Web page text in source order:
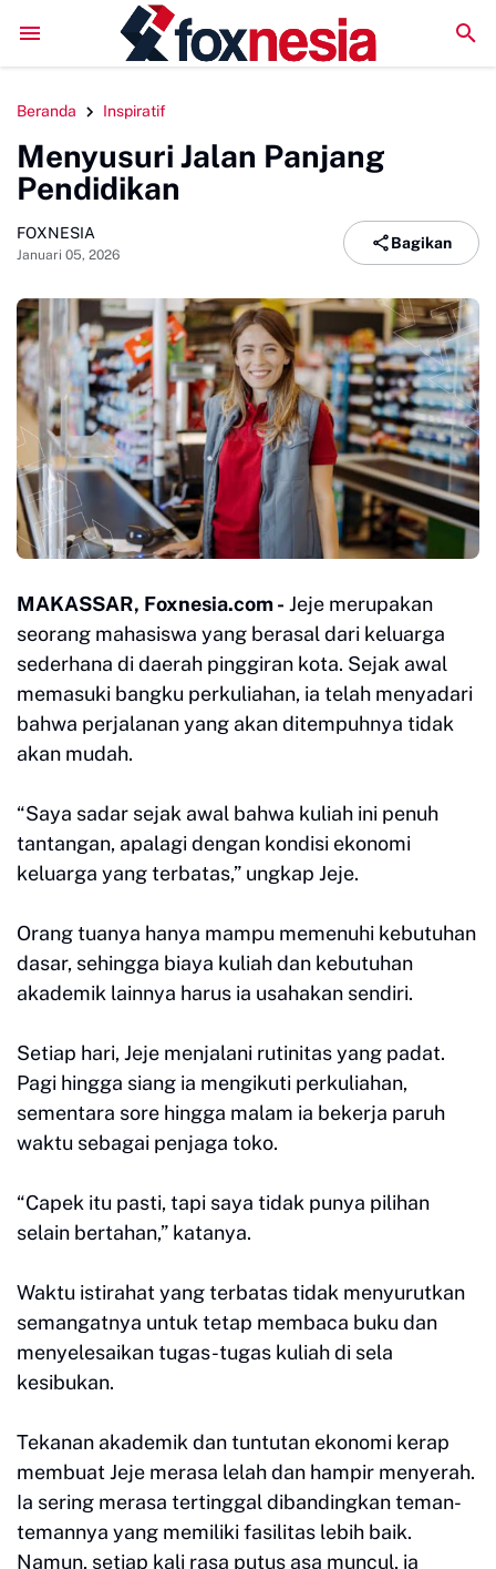
Perkuat Kolaborasi Pengembangan Pariwisata
Beranda Inspiratif
Menyusuri Jalan Panjang
Pendidikan
FOXNESIA
Januari 05, 2026
Bagikan
MAKASSAR, Foxnesia.com - Jeje merupakan
seorang mahasiswa yang berasal dari keluarga
sederhana di daerah pinggiran kota. Sejak awal
memasuki bangku perkuliahan, ia telah menyadari
bahwa perjalanan yang akan ditempuhnya tidak
akan mudah.
“Saya sadar sejak awal bahwa kuliah ini penuh
tantangan, apalagi dengan kondisi ekonomi
keluarga yang terbatas,” ungkap Jeje.
Orang tuanya hanya mampu memenuhi kebutuhan
dasar, sehingga biaya kuliah dan kebutuhan
akademik lainnya harus ia usahakan sendiri.
Setiap hari, Jeje menjalani rutinitas yang padat.
Pagi hingga siang ia mengikuti perkuliahan,
sementara sore hingga malam ia bekerja paruh
waktu sebagai penjaga toko.
“Capek itu pasti, tapi saya tidak punya pilihan
selain bertahan,” katanya.
Waktu istirahat yang terbatas tidak menyurutkan
semangatnya untuk tetap membaca buku dan
menyelesaikan tugas-tugas kuliah di sela
kesibukan.
Tekanan akademik dan tuntutan ekonomi kerap
membuat Jeje merasa lelah dan hampir menyerah.
Ia sering merasa tertinggal dibandingkan teman-
temannya yang memiliki fasilitas lebih baik.
Namun, setiap kali rasa putus asa muncul, ia